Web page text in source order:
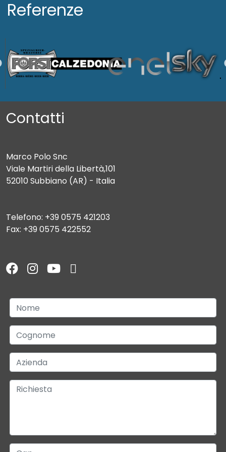
Referenze
Contatti
Marco Polo Snc
Viale Martiri della Libertà,101
52010 Subbiano (AR) - Italia
Telefono: +39 0575 421203
Fax: +39 0575 422552